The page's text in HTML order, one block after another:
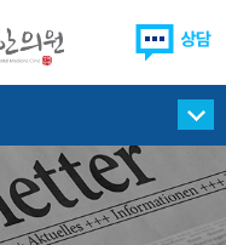
진료안내&오시는길